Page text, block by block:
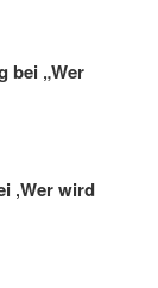
bei „Wer
‚Wer wird